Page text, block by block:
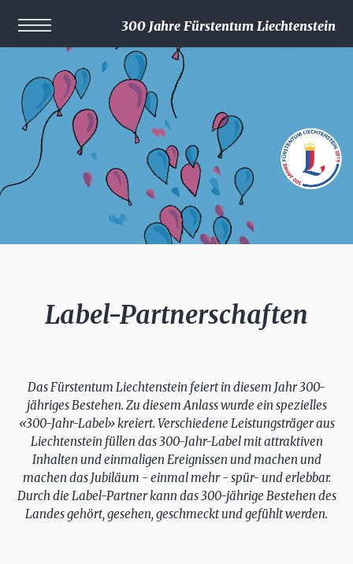
300 Jahre Fürstentum Liechtenstein
Label-Partnerschaften
Das Fürstentum Liechtenstein feiert in diesem Jahr 300-
jähriges Bestehen. Zu diesem Anlass wurde ein spezielles
«300-Jahr-Label» kreiert. Verschiedene Leistungsträger aus
Liechtenstein füllen das 300-Jahr-Label mit attraktiven
Inhalten und einmaligen Ereignissen und machen und
machen das Jubiläum - einmal mehr - spür- und erlebbar.
Durch die Label-Partner kann das 300-jährige Bestehen des
Landes gehört, gesehen, geschmeckt und gefühlt werden.